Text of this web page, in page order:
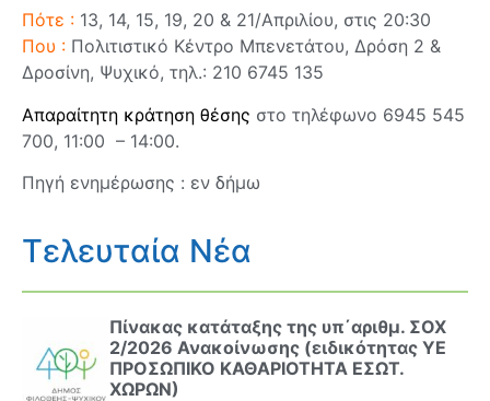
Πότε : 13, 14, 15, 19, 20 & 21/Απριλίου, στις 20:30
Που : Πολιτιστικό Κέντρο Μπενετάτου, Δρόση 2 &
Δροσίνη, Ψυχικό, τηλ.: 210 6745 135
Απαραίτητη κράτηση θέσης στο τηλέφωνο 6945 545
700, 11:00 – 14:00.
Πηγή ενημέρωσης : εν δήμω
Τελευταία Νέα
Πίνακας κατάταξης της υπ΄αριθμ. ΣΟΧ
2/2026 Ανακοίνωσης (ειδικότητας ΥΕ
ΠΡΟΣΩΠΙΚΟ ΚΑΘΑΡΙΟΤΗΤΑ ΕΣΩΤ.
ΧΩΡΩΝ)